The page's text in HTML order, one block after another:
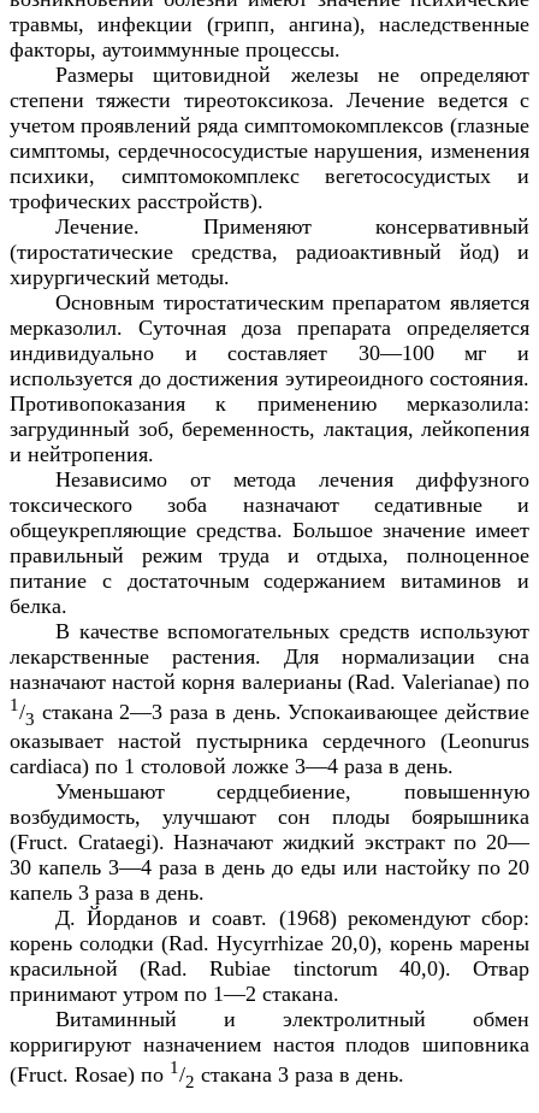
травмы, инфекции (грипп, ангина), наследственные
факторы, аутоиммунные процессы.
Размеры щитовидной железы не определяют
степени тяжести тиреотоксикоза. Лечение ведется с
учетом проявлений ряда симптомокомплексов (глазные
симптомы, сердечнососудистые нарушения, изменения
психики, симптомокомплекс вегетососудистых и
трофических расстройств).
Лечение. Применяют консервативный
(тиростатические средства, радиоактивный йод) и
хирургический методы.
Основным тиростатическим препаратом является
мерказолил. Суточная доза препарата определяется
индивидуально и составляет 30—100 мг и
используется до достижения эутиреоидного состояния.
Противопоказания к применению мерказолила:
загрудинный зоб, беременность, лактация, лейкопения
и нейтропения.
Независимо от метода лечения диффузного
токсического зоба назначают седативные и
общеукрепляющие средства. Большое значение имеет
правильный режим труда и отдыха, полноценное
питание с достаточным содержанием витаминов и
белка.
В качестве вспомогательных средств используют
лекарственные растения. Для нормализации сна
назначают настой корня валерианы (Rad. Valerianae) по
1/3 стакана 2—3 раза в день. Успокаивающее действие
оказывает настой пустырника сердечного (Leonurus
cardiaca) по 1 столовой ложке 3—4 раза в день.
Уменьшают сердцебиение, повышенную
возбудимость, улучшают сон плоды боярышника
(Fruct. Crataegi). Назначают жидкий экстракт по 20—
30 капель 3—4 раза в день до еды или настойку по 20
капель 3 раза в день.
Д. Йорданов и соавт. (1968) рекомендуют сбор:
корень солодки (Rad. Hycyrrhizae 20,0), корень марены
красильной (Rad.Rubiae tinctorum40,0). Отвар
принимают утром по 1—2 стакана.
Витаминный и электролитный обмен
корригируют назначением настоя плодов шиповника
(Fruct. Rosae) по 1/2 стакана 3 раза в день.